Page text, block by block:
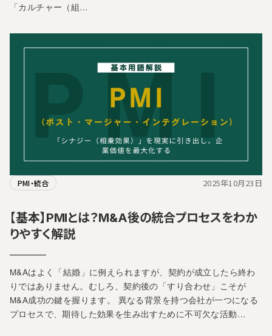
「カルチャー（組…
PMI・統合 2025年10月23日
【基本】PMIとは？M&A後の統合プロセスをわか
りやすく解説
M&Aはよく「結婚」に例えられますが、契約が成立したら終わ
りではありません。むしろ、契約後の「すり合わせ」こそが
M&A成功の鍵を握ります。 異なる背景を持つ会社が一つになる
プロセスで、期待した効果を生み出すために不可欠な活動…